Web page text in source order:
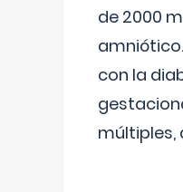
de 2000
con la
múltiples,